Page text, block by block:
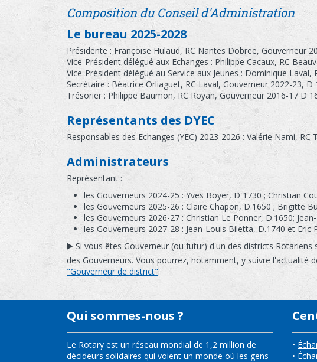
Composition du Conseil d'Administration
Le bureau 2025-2028
Présidente : Françoise Hulaud, RC Nantes Dobree, Gouverneur
Vice-Président délégué aux Echanges : Philippe Cacaux, RC
Vice-Président délégué au Service aux Jeunes : Dominique
Secrétaire : Béatrice Orliaguet, RC Laval, Gouverneur 2022-23, D
Trésorier : Philippe Baumon, RC Royan, Gouverneur 2016-17 D
Représentants des DYEC
Responsables des Echanges (YEC) 2023-2026 : Valérie Nami,
Administrateurs
Représentant :
les Gouverneurs 2024-25 : Yves Boyer, D 1730 ; Christian
les Gouverneurs 2025-26 : Claire Chapon, D.1650 ; Brigitte
les Gouverneurs 2026-27 : Christian Le Ponner, D.1650;
les Gouverneurs 2027-28 : Jean-Louis Biletta, D.1740 et Eric
▶️ Si vous êtes Gouverneur (ou futur) d'un des districts
des Gouverneurs. Vous pourrez, notamment, y suivre l'actualité
"Gouverneur de district".
Qui sommes-nous ?
Le Rotary est un réseau mondial de 1,2 million de
décideurs solidaires qui voient un monde où les gens
•
•